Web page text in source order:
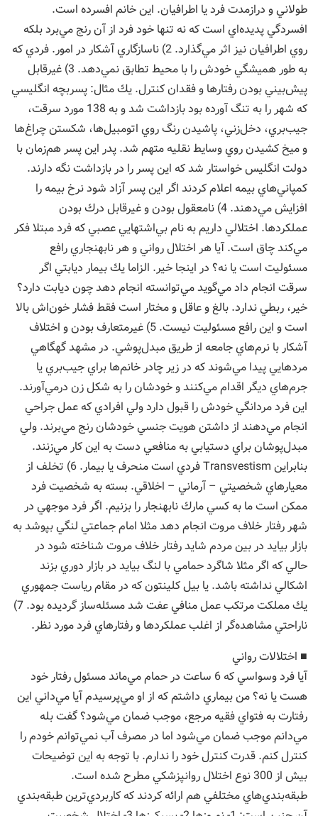
طولاني و درازمدت فرد يا اطرافيان. اين خانم افسرده است.
افسردگي پديده‌اي است كه نه تنها خود فرد از آن رنج مي‌برد بلكه
روي اطرافيان نيز اثر مي‌گذارد. 2) ناسازگاري آشكار در امور. فردي كه
به طور هميشگي خودش را با محيط تطابق نمي‌دهد. 3) غيرقابل
پيش‌بيني بودن رفتارها و فقدان كنترل. يك مثال: پسربچه انگليسي
كه شهر را به تنگ آورده بود بازداشت شد و به 138 مورد سرقت،
جيب‌بري، دخل‌زني، پاشيدن رنگ روي اتومبيل‌ها، شكستن چراغ‌ها
و ميخ كشيدن روي وسايط نقليه متهم شد. پدر اين پسر هم‌زمان با
دولت انگليس خواستار شد كه اين پسر را در بازداشت نگه دارند.
كمپاني‌هاي بيمه اعلام كردند اگر اين پسر آزاد شود نرخ بيمه را
افزايش مي‌دهند. 4) نامعقول بودن و غيرقابل درك بودن
عملكردها. اختلالي داريم به نام بي‌اشتهايي عصبي كه فرد مبتلا فكر
مي‌كند چاق است. آيا هر اختلال رواني و هر نابهنجاري رافع
مسئوليت است يا نه؟ در اينجا خير. الزاما يك بيمار ديابتي اگر
سرقت انجام داد مي‌گويد مي‌توانسته انجام دهد چون ديابت دارد؟
خير، ربطي ندارد. بالغ و عاقل و مختار است فقط فشار خون‌اش بالا
است و اين رافع مسئوليت نيست. 5) غيرمتعارف بودن و اختلاف
آشكار با نرم‌هاي جامعه از طريق مبدل‌پوشي. در مشهد گهگاهي
مردهايي پيدا مي‌شوند كه در زير چادر خانم‌ها براي جيب‌بري يا
جرم‌هاي ديگر اقدام مي‌كنند و خودشان را به شكل زن درمي‌آورند.
اين فرد مردانگي خودش را قبول دارد ولي افرادي كه عمل جراحي
انجام مي‌دهند از داشتن هويت جنسي خودشان رنج مي‌برند. ولي
مبدل‌پوشان براي دستيابي به منافعي دست به اين كار مي‌زنند.
بنابراين Transvestism فردي است منحرف يا بيمار. 6) تخلف از
معيارهاي شخصيتي – آرماني – اخلاقي. بسته به شخصيت فرد
ممكن است ما به كسي مارك نابهنجار را بزنيم. اگر فرد موجهي در
شهر رفتار خلاف مروت انجام دهد مثلا امام جماعتي لنگي بپوشد به
بازار بيايد در بين مردم شايد رفتار خلاف مروت شناخته شود در
حالي كه اگر مثلا شاگرد حمامي با لنگ بيايد در بازار دوري بزند
اشكالي نداشته باشد. يا بيل كلينتون كه در مقام رياست جمهوري
يك مملكت مرتكب عمل منافي عفت شد مسئله‌ساز گرديده بود. 7)
ناراحتي مشاهده‌گر از اغلب عملكردها و رفتارهاي فرد مورد نظر.
■ اختلالات رواني
آيا فرد وسواسي كه 6 ساعت در حمام مي‌ماند مسئول رفتار خود
هست يا نه؟ من بيماري داشتم كه از او مي‌پرسيدم آيا مي‌داني اين
رفتارت به فتواي فقيه مرجع، موجب ضمان مي‌شود؟ گفت بله
مي‌دانم موجب ضمان مي‌شود اما در مصرف آب نمي‌توانم خودم را
كنترل كنم. قدرت كنترل خود را ندارم. با توجه به اين توضيحات
بيش از 300 نوع اختلال روانپزشكي مطرح شده است.
طبقه‌بندي‌هاي مختلفي هم ارائه كردند كه كاربردي‌ترين طبقه‌بندي